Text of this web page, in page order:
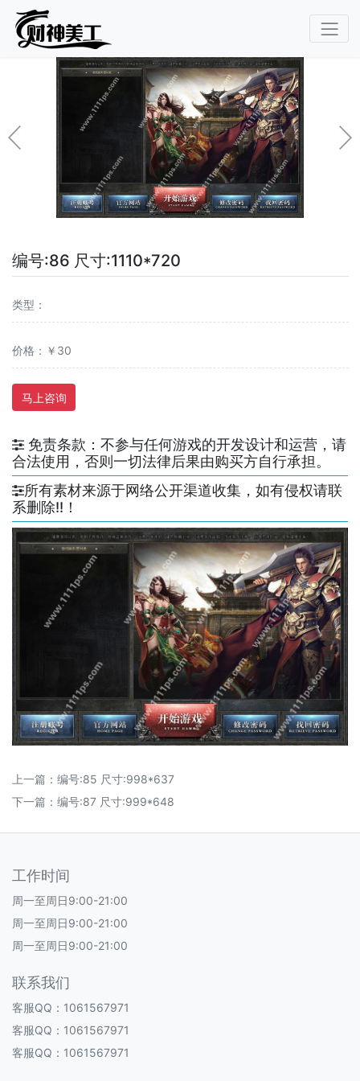
编号:86 尺寸:1110*720
类型：
价格：￥30
马上咨询
免责条款：不参与任何游戏的开发设计和运营，请
合法使用，否则一切法律后果由购买方自行承担。
所有素材来源于网络公开渠道收集，如有侵权请联
系删除!!！
上一篇： 编号:85 尺寸:998*637
下一篇： 编号:87 尺寸:999*648
工作时间
周一至周日9:00-21:00
周一至周日9:00-21:00
周一至周日9:00-21:00
联系我们
客服QQ：1061567971
客服QQ：1061567971
客服QQ：1061567971